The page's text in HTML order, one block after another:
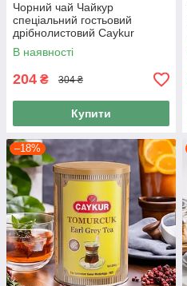
Чорний чай Чайкур
спеціальний гостьовий
дрібнолистовий Caykur
Nadidem 100 гр турецькі чаї
Grida
В наявності
204 ₴ 304 ₴
Купити
–18%